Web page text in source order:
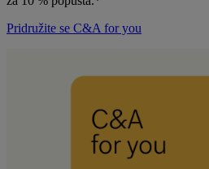
Pridružite se C&A for you